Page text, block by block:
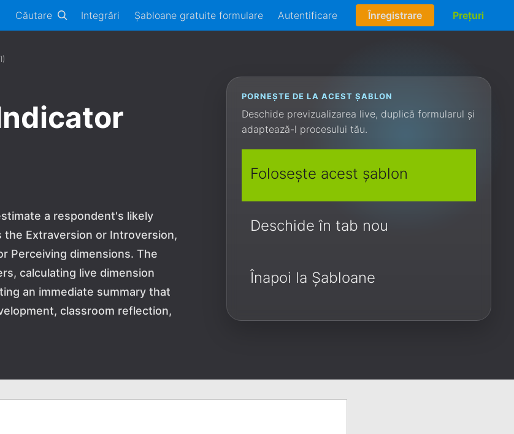
Căutare Integrări Șabloane gratuite formulare Autentificare Înregistrare Prețuri
a respondent's likely
Extraversion or Introversion,
Perceiving dimensions. The
calculating live dimension
an immediate summary that
classroom reflection,
PORNEȘTE DE LA ACEST ȘABLON
Deschide previzualizarea live, duplică formularul și
adaptează-l procesului tău.
Folosește acest șablon
Deschide în tab nou
Înapoi la Șabloane